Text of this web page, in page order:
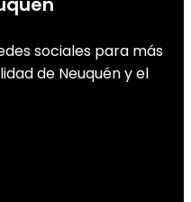
sociales para más
de Neuquén y el